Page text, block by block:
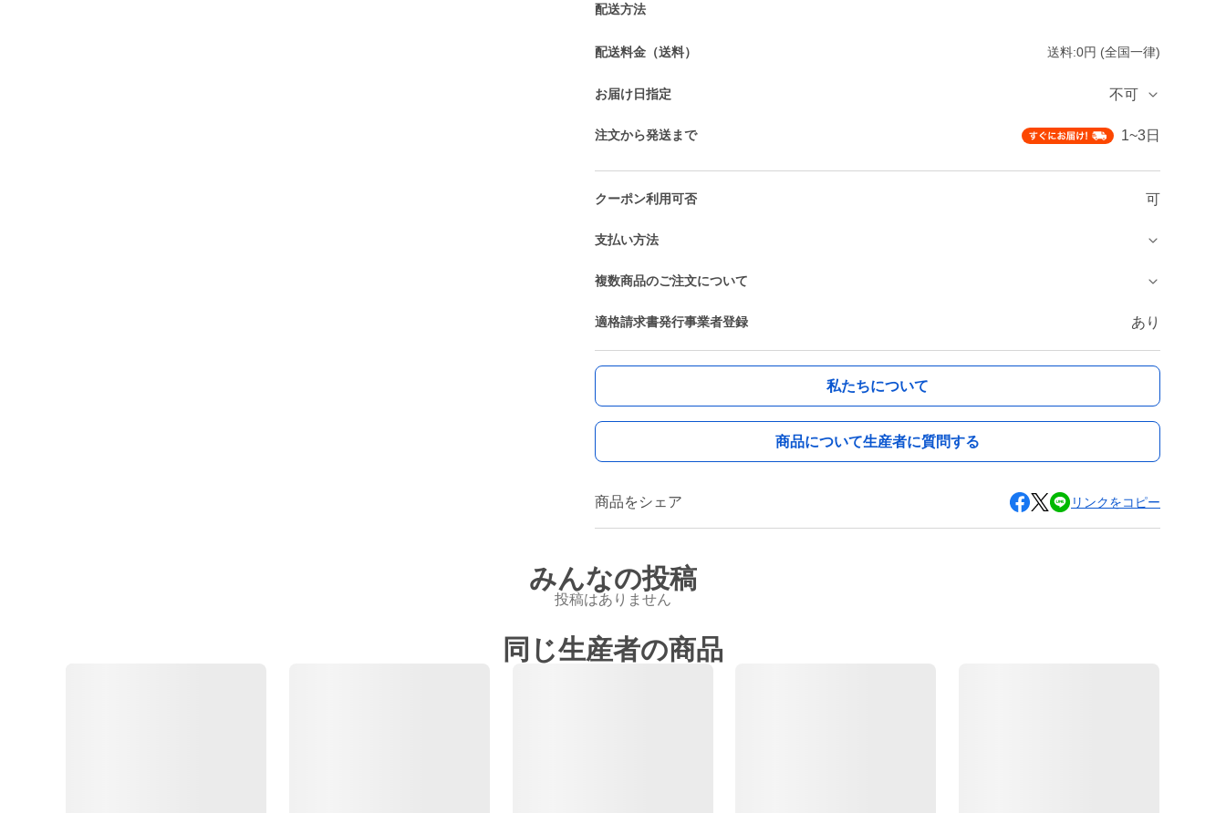
配送方法
配送料金（送料） 送料:0円 (全国一律)
お届け日指定 不可
注文から発送まで 1~3日
クーポン利用可否 可
支払い方法
複数商品のご注文について
適格請求書発行事業者登録 あり
私たちについて
商品について生産者に質問する
商品をシェア リンクをコピー
みんなの投稿
投稿はありません
同じ生産者の商品